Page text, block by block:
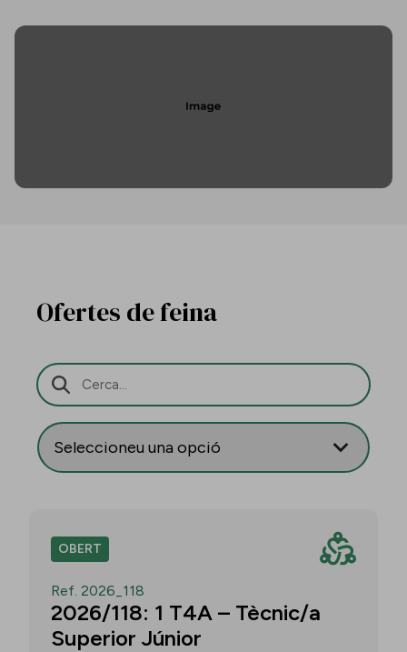
Ofertes de feina
Barra de cerca
OBERT
Ref. 2026_118
2026/118: 1 T4A – Tècnic/a
Superior Júnior